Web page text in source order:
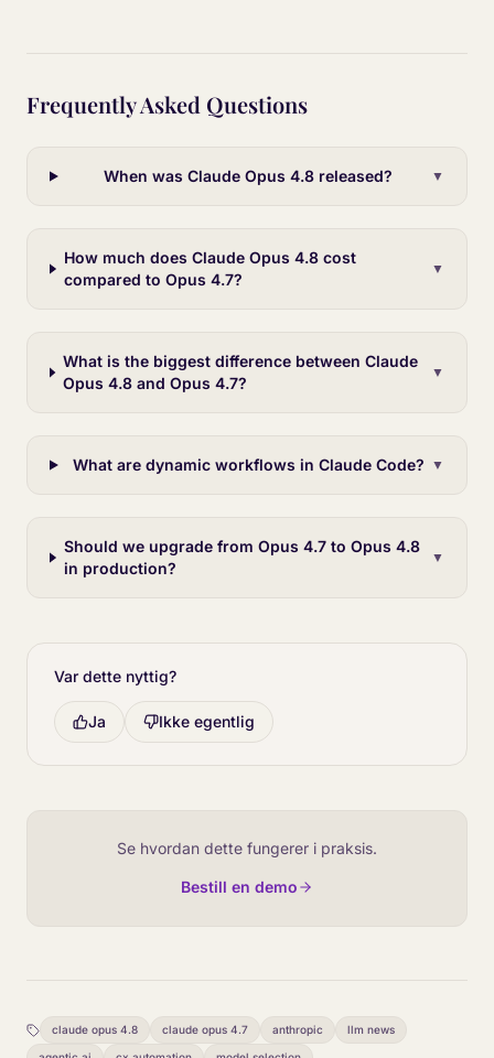
Frequently Asked Questions
When was Claude Opus 4.8 released? ▼
How much does Claude Opus 4.8 cost
compared to Opus 4.7?
▼
What is the biggest difference between Claude
Opus 4.8 and Opus 4.7?
▼
What are dynamic workflows in Claude Code? ▼
Should we upgrade from Opus 4.7 to Opus 4.8
in production?
▼
Var dette nyttig?
Ja Ikke egentlig
Se hvordan dette fungerer i praksis.
Bestill en demo
claude opus 4.8 claude opus 4.7 anthropic llm news